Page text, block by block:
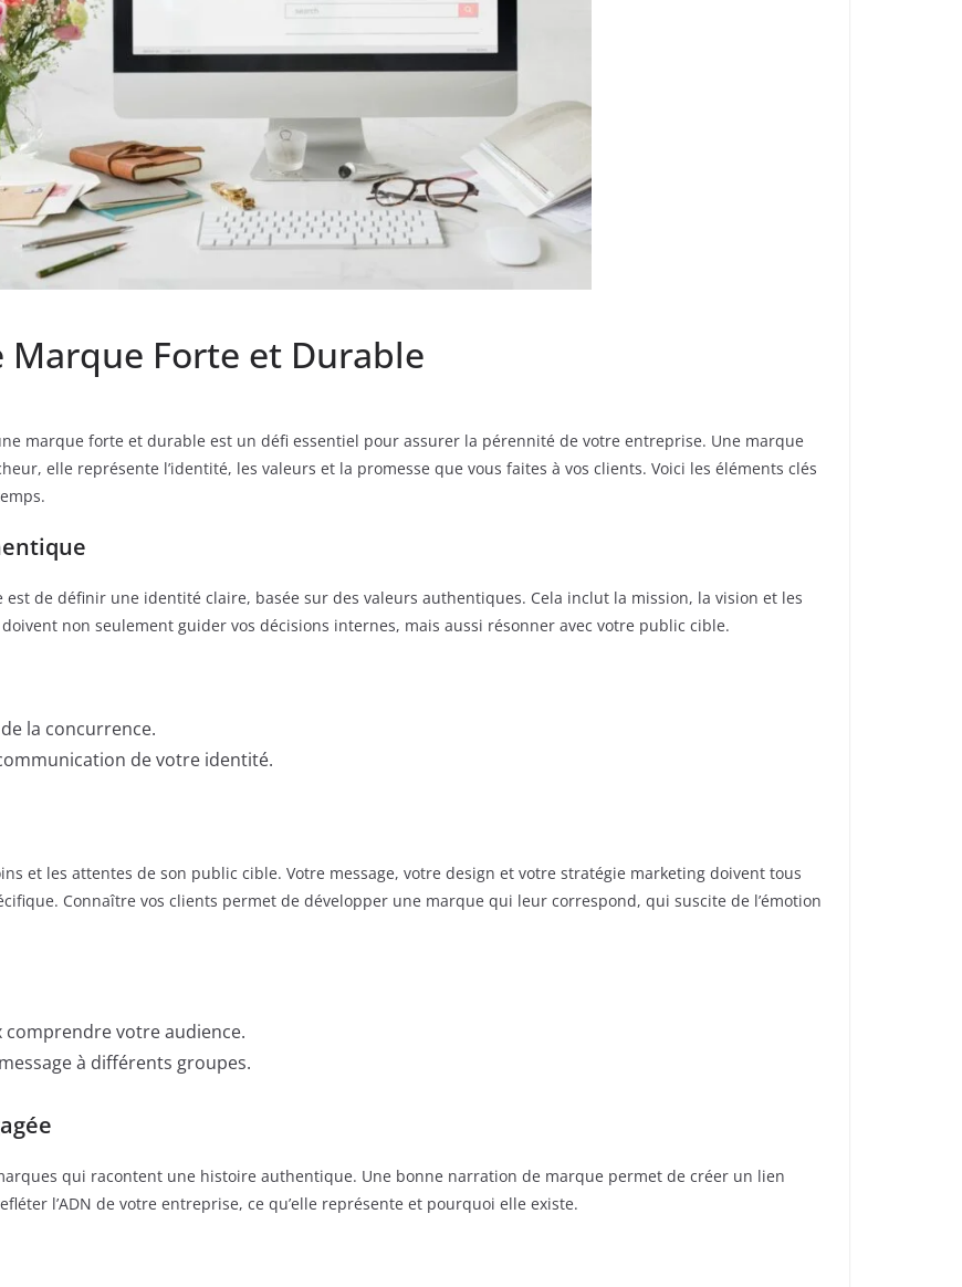
Marque Forte et Durable
marque forte et durable est un défi essentiel pour assurer la pérennité de votre entreprise. Une marque
elle représente l’identité, les valeurs et la promesse que vous faites à vos clients. Voici les éléments clés
de définir une identité claire, basée sur des valeurs authentiques. Cela inclut la mission, la vision et les
non seulement guider vos décisions internes, mais aussi résonner avec votre public cible.
la concurrence.
de votre identité.
et les attentes de son public cible. Votre message, votre design et votre stratégie marketing doivent tous
Connaître vos clients permet de développer une marque qui leur correspond, qui suscite de l’émotion
comprendre votre audience.
à différents groupes.
qui racontent une histoire authentique. Une bonne narration de marque permet de créer un lien
l’ADN de votre entreprise, ce qu’elle représente et pourquoi elle existe.